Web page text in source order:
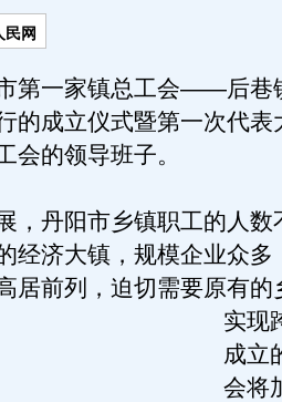
民网
一家镇总工会——后巷
的成立仪式暨第一次代表
会的领导班子。
丹阳市乡镇职工的人数
经济大镇，规模企业众多
居前列，迫切需要原有的
实现
成立
会将